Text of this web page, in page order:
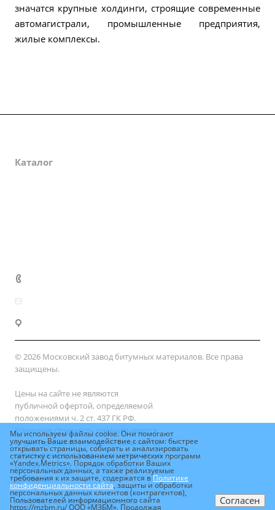
значатся крупные холдинги, строящие современные
автомагистрали, промышленные предприятия,
жилые комплексы.
Каталог
© 2026 Московский завод битумных материалов. Все права
защищены.
Цены на сайте не являются
публичной офертой, определяемой
положениями ч. 2 ст. 437 ГК РФ.
Конечная стоимость рассчитывается
индивидуально, исходя из количества
заказываемых товаров, их наличия на
наших складах, способа и места
доставки.
Политика конфиденциальности
Мы используем файлы cookie. Они помогают
улучшить Ваше взаимодействие с сайтом: быстрее
открывать страницы, собирать и анализировать
статистку с использованием метрических программ
«Yandex.Metrics». Порядок обработки Ваших
персональных данных, а также реализуемые
требования к их защите, содержатся вПолитике
конфиденциальности сайта, защиты и обработки
персональных данных клиентов (контрагентов),
Пользователей информационного сайта
https://mzbm.ru/ ООО «МЗБМ». Продолжая
Согласен